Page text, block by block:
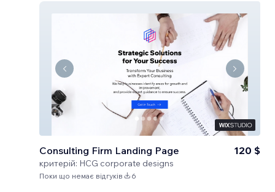
Consulting Firm Landing Page
критерій: HCG corporate designs
120 $
Поки що немає відгуків 6